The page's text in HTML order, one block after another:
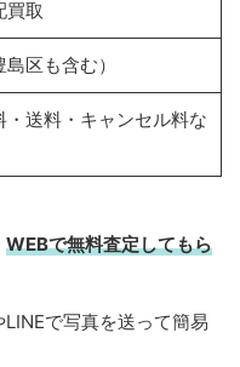
買取
区も含む）
・送料・キャンセル料な
WEBで無料査定してもら
で写真を送って簡易